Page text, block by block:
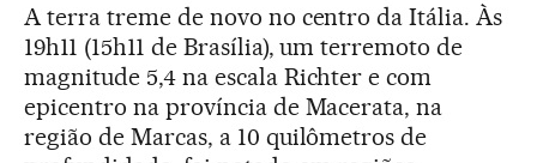
A terra treme de novo no centro da Itália. Às
19h11 (15h11 de Brasília), um terremoto de
magnitude 5,4 na escala Richter e com
epicentro na província de Macerata, na
região de Marcas, a 10 quilômetros de